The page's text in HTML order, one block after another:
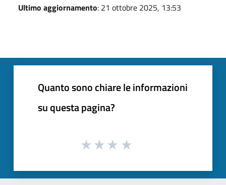
Ultimo aggiornamento: 21 ottobre 2025, 13:53
Quanto sono chiare le informazioni
su questa pagina?